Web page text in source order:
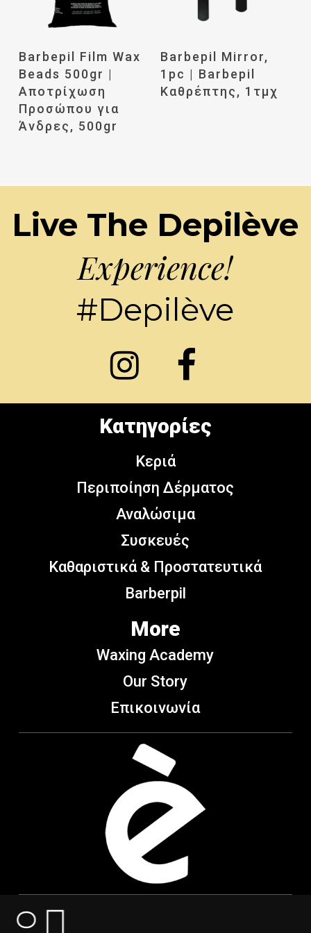
Διαβάστε
Περισσότερα
Barbepil Film Wax
Beads 500gr |
Αποτρίχωση
Προσώπου για
Άνδρες, 500gr
Διαβάστε
Περισσότερα
Barbepil Mirror,
1pc | Barbepil
Καθρέπτης, 1τμχ
Live The Depilève
Experience!
#Depilève
Κατηγορίες
Κεριά
Περιποίηση Δέρματος
Αναλώσιμα
Συσκευές
Καθαριστικά & Προστατευτικά
Barberpil
More
Waxing Academy
Our Story
Επικοινωνία